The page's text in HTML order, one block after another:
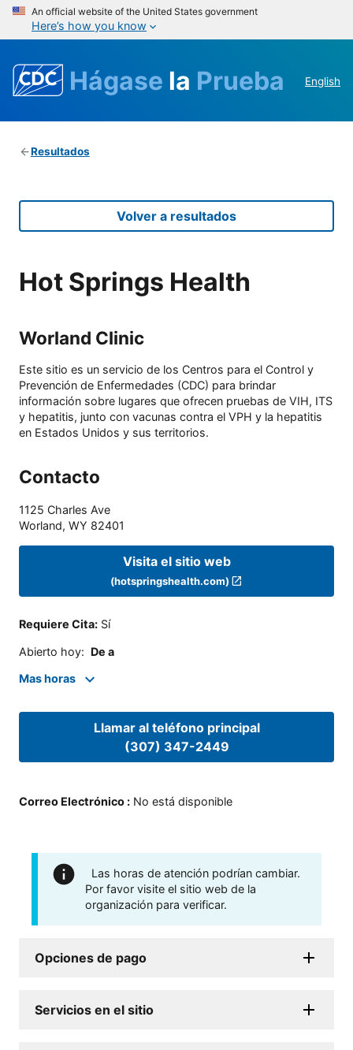
An official website of the United States government
Here’s how you know
Hágase la Prueba English
Resultados
Volver a resultados
Hot Springs Health
Worland Clinic
Este sitio es un servicio de los Centros para el Control y
Prevención de Enfermedades (CDC) para brindar
información sobre lugares que ofrecen pruebas de VIH, ITS
y hepatitis, junto con vacunas contra el VPH y la hepatitis
en Estados Unidos y sus territorios.
Contacto
1125 Charles Ave
Worland, WY 82401
Visita el sitio web
(hotspringshealth.com)
Requiere Cita: Sí
Abierto hoy: De a
Mas horas
Llamar al teléfono principal
(307) 347-2449
Correo Electrónico : No está disponible
Las horas de atención podrían cambiar.
Por favor visite el sitio web de la
organización para verificar.
Opciones de pago
Servicios en el sitio